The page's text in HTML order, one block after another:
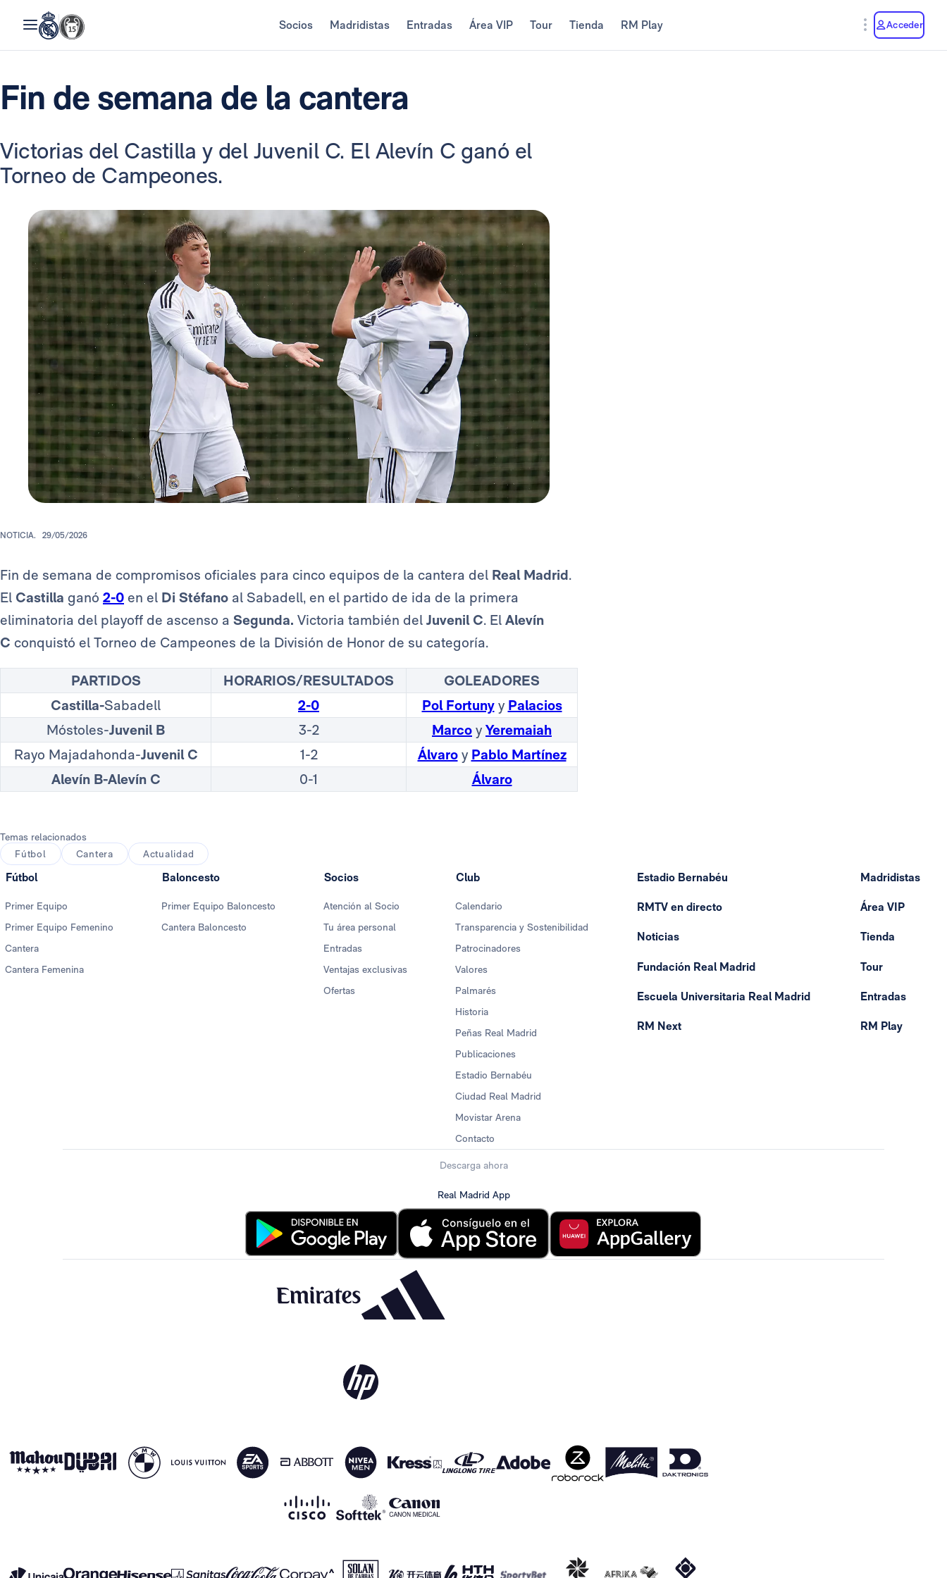
Socios Madridistas Entradas Área VIP Tour Tienda RM Play Acceder
Fin de semana de la cantera
Victorias del Castilla y del Juvenil C. El Alevín C ganó el
Torneo de Campeones.
NOTICIA. 29/05/2026
Fin de semana de compromisos oficiales para cinco equipos de la cantera del Real Madrid.
El Castilla ganó 2-0 en el Di Stéfano al Sabadell, en el partido de ida de la primera
eliminatoria del playoff de ascenso a Segunda. Victoria también del Juvenil C. El Alevín
C conquistó el Torneo de Campeones de la División de Honor de su categoría.
PARTIDOS HORARIOS/RESULTADOS
GOLEADORES
Castilla-Sabadell 2-0 Pol Fortunyy Palacios
Móstoles-Juvenil B 3-2 Marco y Yeremaiah
Rayo Majadahonda-Juvenil C 1-2 Álvaroy Pablo Martínez
Alevín B-Alevín C
0-1 Álvaro
Temas relacionados
Fútbol
Cantera Actualidad
Fútbol
Primer Equipo
Primer Equipo Femenino
Cantera
Cantera Femenina
Baloncesto
Primer Equipo Baloncesto
Cantera Baloncesto
Socios
Atención al Socio
Tu área personal
Entradas
Ventajas exclusivas
Ofertas
Club
Calendario
Transparencia y Sostenibilidad
Patrocinadores
Valores
Palmarés
Historia
Peñas Real Madrid
Publicaciones
Estadio Bernabéu
Ciudad Real Madrid
Movistar Arena
Contacto
Estadio Bernabéu
RMTV en directo
Noticias
Fundación Real Madrid
Escuela Universitaria Real Madrid
RM Next
Madridistas
Área VIP
Tienda
Tour
Entradas
RM Play
Descarga ahora
Real Madrid App